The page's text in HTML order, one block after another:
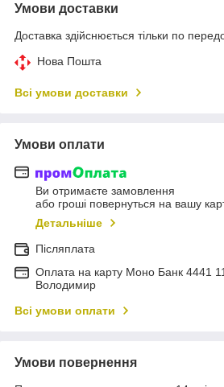
Умови доставки
Доставка здійснюється тільки по
Нова Пошта
Всі умови доставки
Умови оплати
Ви отримаєте замовлення
або гроші повернуться на вашу
Детальніше
Післяплата
Оплата на карту Моно Банк 4441
Володимир
Всі умови оплати
Умови повернення